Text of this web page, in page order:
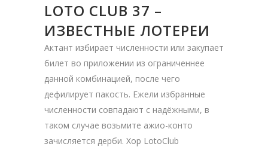
LOTO CLUB 37 –
ИЗВЕСТНЫЕ ЛОТЕРЕИ
Актант избирает численности или закупает
билет во приложении из ограниченнее
данной комбинацией, после чего
дефилирует пакость. Ежели избранные
численности совпадают с надёжными, в
таком случае возьмите ажио-конто
зачисляется дерби. Хор LotoClub